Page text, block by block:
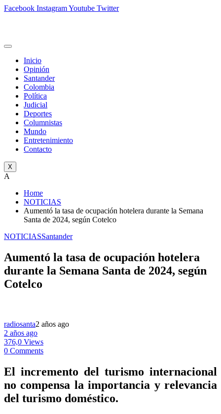
Facebook InstagramYoutube Twitter
Inicio
Opinión
Santander
Colombia
Política
Judicial
Deportes
Columnistas
Mundo
Entretenimiento
Contacto
X
A
Home
NOTICIAS
Aumentó la tasa de ocupación hotelera durante la Semana
Santa de 2024, según Cotelco
NOTICIASSantander
Aumentó la tasa de ocupación hotelera
durante la Semana Santa de 2024, según
Cotelco
radiosanta2 años ago
2 años ago
376,0 Views
0 Comments
El incremento del turismo internacional
no compensa la importancia y relevancia
del turismo doméstico.